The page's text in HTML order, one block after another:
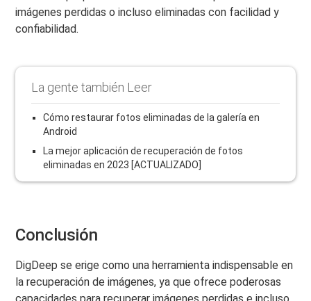
imágenes perdidas o incluso eliminadas con facilidad y
confiabilidad.
La gente también Leer
Cómo restaurar fotos eliminadas de la galería en
Android
La mejor aplicación de recuperación de fotos
eliminadas en 2023 [ACTUALIZADO]
Conclusión
DigDeep se erige como una herramienta indispensable en
la recuperación de imágenes, ya que ofrece poderosas